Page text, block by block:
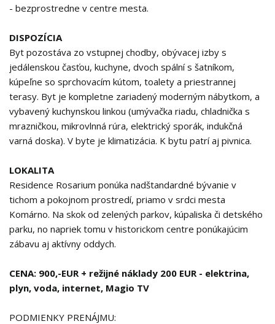
- bezprostredne v centre mesta.
DISPOZÍCIA
Byt pozostáva zo vstupnej chodby, obývacej izby s
jedálenskou časťou, kuchyne, dvoch spální s šatníkom,
kúpeľne so sprchovacím kútom, toalety a priestrannej
terasy. Byt je kompletne zariadený moderným nábytkom, a
vybavený kuchynskou linkou (umývačka riadu, chladnička s
mrazničkou, mikrovlnná rúra, elektrický sporák, indukčná
varná doska). V byte je klimatizácia. K bytu patrí aj pivnica.
LOKALITA
Residence Rosarium ponúka nadštandardné bývanie v
tichom a pokojnom prostredí, priamo v srdci mesta
Komárno. Na skok od zelených parkov, kúpaliska či detského
parku, no napriek tomu v historickom centre ponúkajúcim
zábavu aj aktívny oddych.
CENA: 900,-EUR + režijné náklady 200 EUR - elektrina,
plyn, voda, internet, Magio TV
PODMIENKY PRENÁJMU: